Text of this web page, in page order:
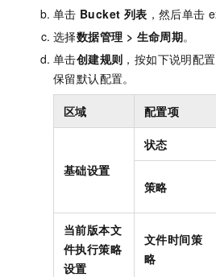
单击 Bucket 列表 ，然后单击
选择数据管理 > 生命周期。
单击创建规则 ，按如下说明配
保留默认配置。
区域 配置项
基础设置
状态
策略
当前版本文
件执行策略
设置
文件时间策
略